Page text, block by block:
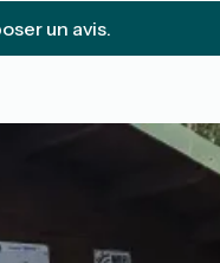
un avis.